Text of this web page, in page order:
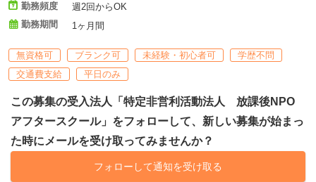
勤務頻度
週2回からOK
勤務期間
1ヶ月間
無資格可 ブランク可 未経験・初心者可
学歴不問
交通費支給
平日のみ
この募集の受入法人「特定非営利活動法人 放課後NPO
アフタースクール」をフォローして、新しい募集が始まっ
た時にメールを受け取ってみませんか？
フォローして通知を受け取る